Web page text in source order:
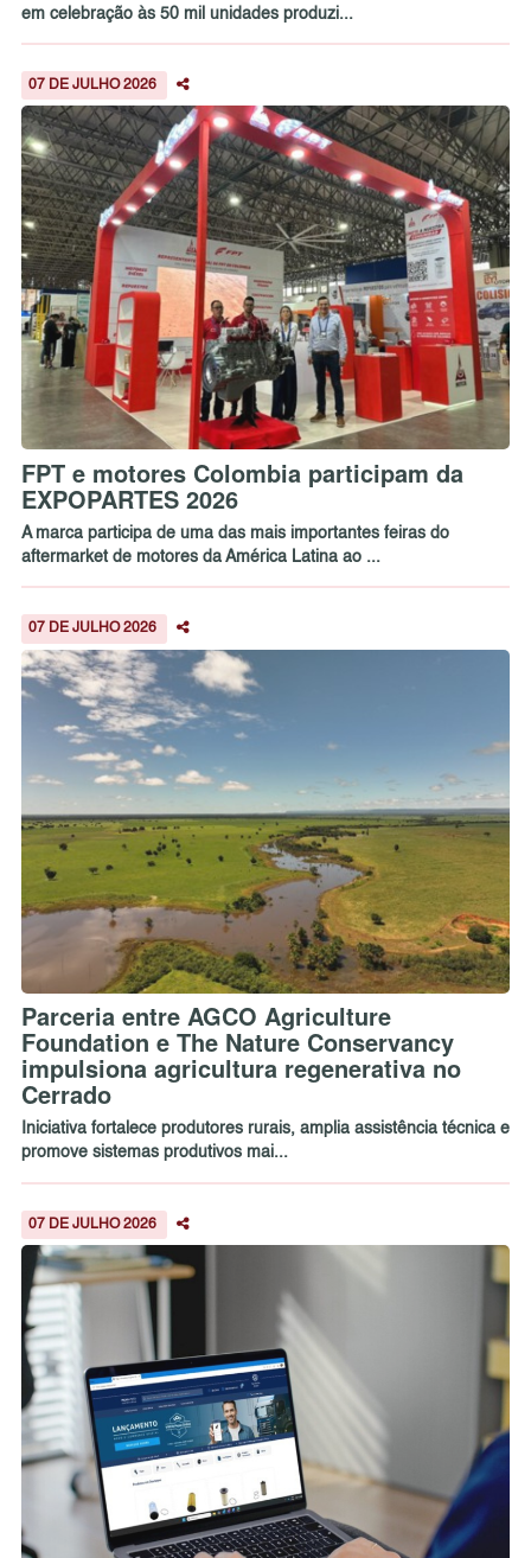
em celebração às 50 mil unidades produzi...
07 DE JULHO 2026
FPT e motores Colombia participam da
EXPOPARTES 2026
A marca participa de uma das mais importantes feiras do
aftermarket de motores da América Latina ao ...
07 DE JULHO 2026
Parceria entre AGCO Agriculture
Foundation e The Nature Conservancy
impulsiona agricultura regenerativa no
Cerrado
Iniciativa fortalece produtores rurais, amplia assistência técnica e
promove sistemas produtivos mai...
07 DE JULHO 2026